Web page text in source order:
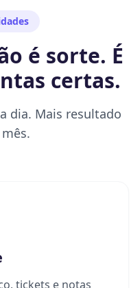
é sorte. É
certas.
dia. Mais resultado
tickets e notas